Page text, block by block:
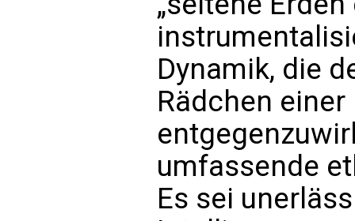
Dynamik, die
Rädchen
umfassende
Es sei